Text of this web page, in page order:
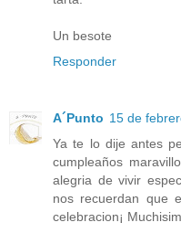
Un besote
Responder
A´Punto 15 de
Ya te lo dije antes
cumpleaños
alegria de vivir
nos recuerdan que
celebracion¡